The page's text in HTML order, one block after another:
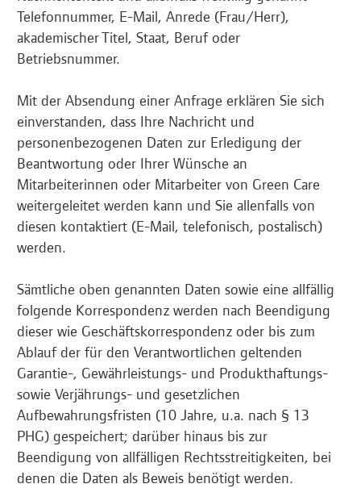
Telefonnummer, E-Mail, Anrede (Frau/Herr),
akademischer Titel, Staat, Beruf oder
Betriebsnummer.
Mit der Absendung einer Anfrage erklären Sie sich
einverstanden, dass Ihre Nachricht und
personenbezogenen Daten zur Erledigung der
Beantwortung oder Ihrer Wünsche an
Mitarbeiterinnen oder Mitarbeiter von Green Care
weitergeleitet werden kann und Sie allenfalls von
diesen kontaktiert (E-Mail, telefonisch, postalisch)
werden.
Sämtliche oben genannten Daten sowie eine allfällig
folgende Korrespondenz werden nach Beendigung
dieser wie Geschäftskorrespondenz oder bis zum
Ablauf der für den Verantwortlichen geltenden
Garantie-, Gewährleistungs- und Produkthaftungs-
sowie Verjährungs- und gesetzlichen
Aufbewahrungsfristen (10 Jahre, u.a. nach § 13
PHG) gespeichert; darüber hinaus bis zur
Beendigung von allfälligen Rechtsstreitigkeiten, bei
denen die Daten als Beweis benötigt werden.